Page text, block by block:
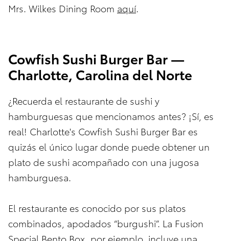
Mrs. Wilkes Dining Room aquí.
Cowfish Sushi Burger Bar —
Charlotte, Carolina del Norte
¿Recuerda el restaurante de sushi y
hamburguesas que mencionamos antes? ¡Sí, es
real! Charlotte's Cowfish Sushi Burger Bar es
quizás el único lugar donde puede obtener un
plato de sushi acompañado con una jugosa
hamburguesa.
El restaurante es conocido por sus platos
combinados, apodados “burgushi”. La Fusion
Special Bento Box, por ejemplo, incluye una